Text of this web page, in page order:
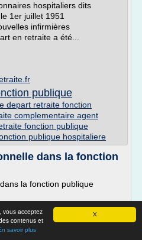
X
vous acceptez
contenus et
savoir plus
hospitaliers dits
1er juillet 1951
infirmières
en retraite a été...
publique
depart retraite fonction
complementaire agent
fonction publique
publique hospitaliere
dans la fonction
la fonction publique
la maladie professionnelle ?
professionnelle »
relatifs à la fonction publique,